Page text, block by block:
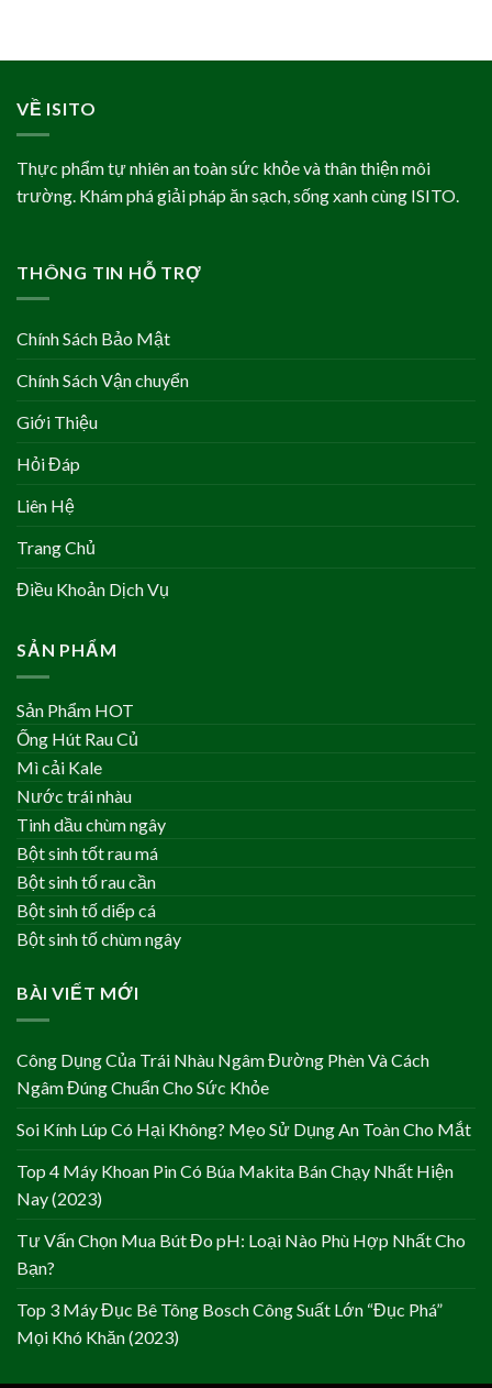
VỀ ISITO
Thực phẩm tự nhiên an toàn sức khỏe và thân thiện môi
trường. Khám phá giải pháp ăn sạch, sống xanh cùng ISITO.
THÔNG TIN HỖ TRỢ
Chính Sách Bảo Mật
Chính Sách Vận chuyển
Giới Thiệu
Hỏi Đáp
Liên Hệ
Trang Chủ
Điều Khoản Dịch Vụ
SẢN PHẨM
Sản Phẩm HOT
Ống Hút Rau Củ
Mì cải Kale
Nước trái nhàu
Tinh dầu chùm ngây
Bột sinh tốt rau má
Bột sinh tố rau cần
Bột sinh tố diếp cá
Bột sinh tố chùm ngây
BÀI VIẾT MỚI
Công Dụng Của Trái Nhàu Ngâm Đường Phèn Và Cách
Ngâm Đúng Chuẩn Cho Sức Khỏe
Soi Kính Lúp Có Hại Không? Mẹo Sử Dụng An Toàn Cho Mắt
Top 4 Máy Khoan Pin Có Búa Makita Bán Chạy Nhất Hiện
Nay (2023)
Tư Vấn Chọn Mua Bút Đo pH: Loại Nào Phù Hợp Nhất Cho
Bạn?
Top 3 Máy Đục Bê Tông Bosch Công Suất Lớn “Đục Phá”
Mọi Khó Khăn (2023)